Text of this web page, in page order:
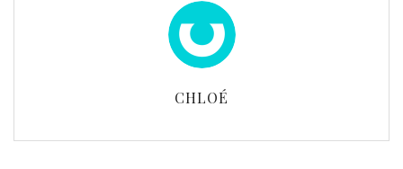
CHLOÉ